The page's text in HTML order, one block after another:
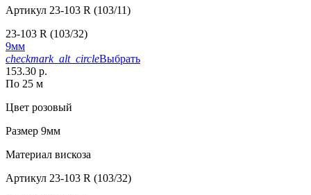
Артикул 23-103 R (103/11)
23-103 R (103/32)
9мм
checkmark_alt_circleВыбрать
153.30 р.
По 25 м
Цвет розовый
Размер 9мм
Материал вискоза
Артикул 23-103 R (103/32)